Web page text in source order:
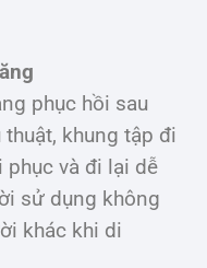
phục hồi sau
khung tập đi
phục và đi lại dễ
sử dụng không
khác khi di